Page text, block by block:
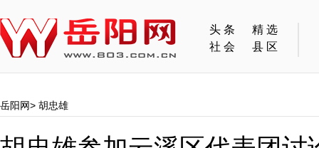
头条
精选
社会
县区
岳阳网> 胡忠雄